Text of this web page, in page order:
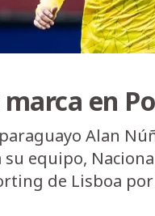
en
Alan
equipo,
de Lisboa